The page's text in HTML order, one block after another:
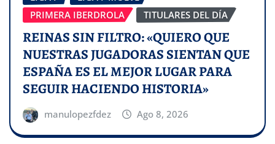
PRIMERA IBERDROLA
TITULARES DEL DÍA
REINAS SIN FILTRO: «QUIERO QUE
NUESTRAS JUGADORAS SIENTAN QUE
ESPAÑA ES EL MEJOR LUGAR PARA
SEGUIR HACIENDO HISTORIA»
manulopezfdez Ago 8, 2026